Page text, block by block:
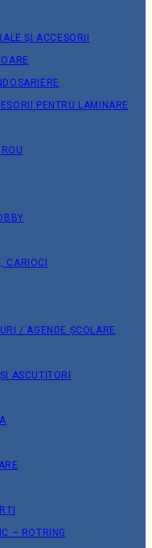
ȘI ACCESORII
PENTRU LAMINARE
CARIOCI
/ AGENDE ȘCOLARE
ASCUȚITORI
– ROTRING